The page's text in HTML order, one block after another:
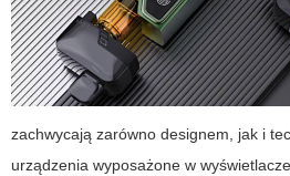
zachwycają zarówno designem, jak i
urządzenia wyposażone w